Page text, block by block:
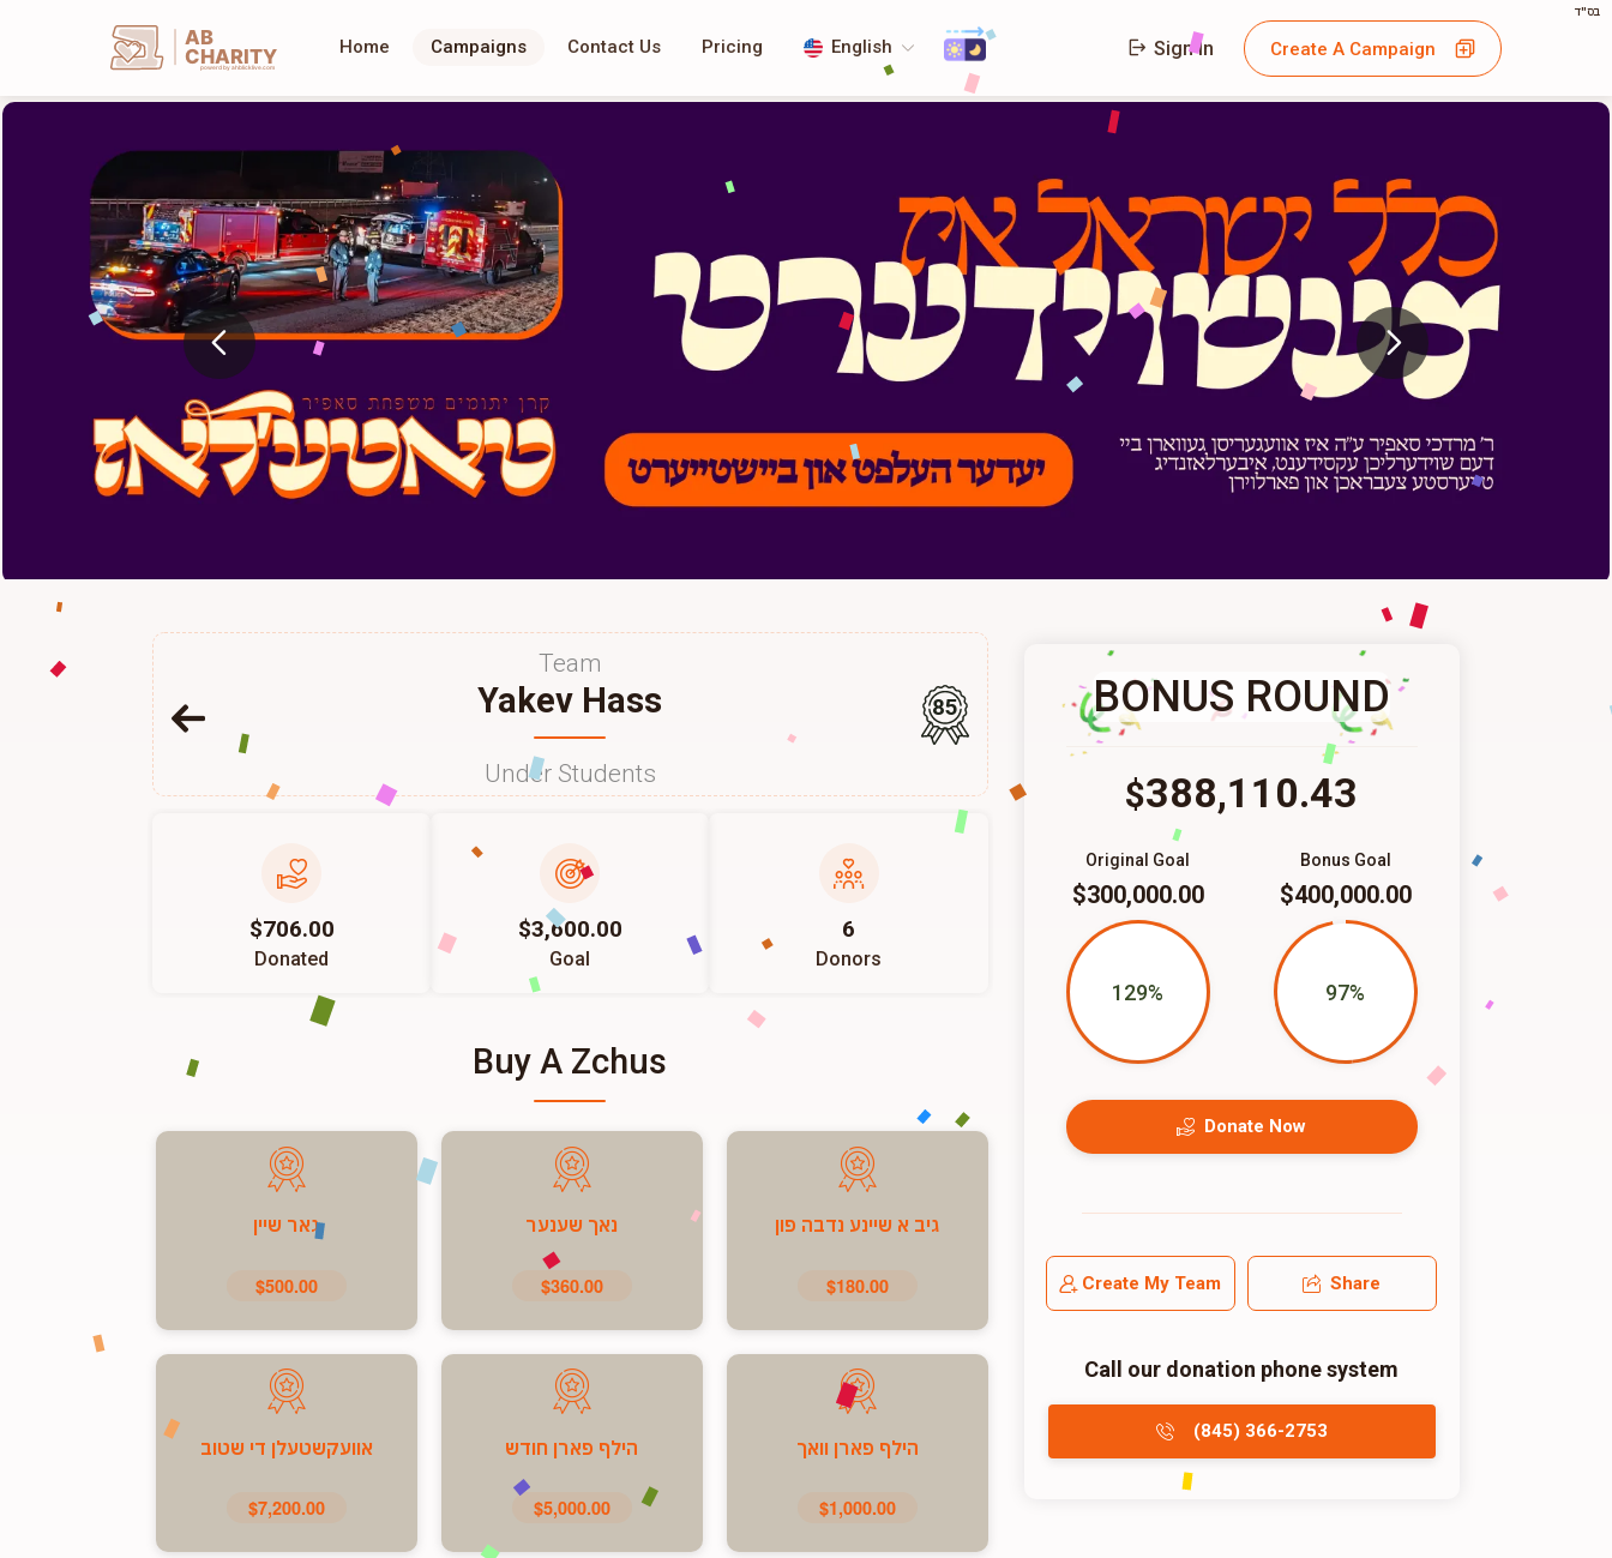
בס"ד
AB
CHARITY
powerd by ahblicklive.com
Home Campaigns Contact Us Pricing English Sign In Create A Campaign
Team
Yakev Hass
Under Students
85
$706.00
Donated
$3,600.00
Goal
6
Donors
Buy A Zchus
גיב א שיינע נדבה פון
$180.00
נאך שענער
$360.00
גאר שיין
$500.00
הילף פארן וואך
$1,000.00
הילף פארן חודש
$5,000.00
אוועקשטעלן די שטוב
$7,200.00
BONUS ROUND
$388,110.43
Bonus Goal
$400,000.00
97%
Original Goal
$300,000.00
129%
Donate Now
Create My Team Share
Call our donation phone system
(845) 366-2753